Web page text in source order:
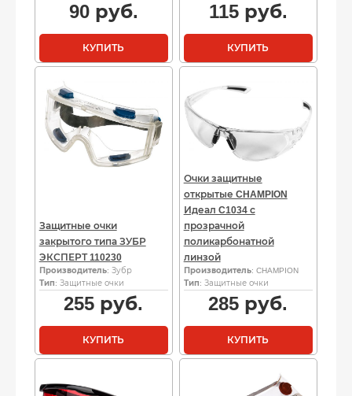
90руб.
КУПИТЬ
115руб.
КУПИТЬ
Защитные очки
закрытого типа ЗУБР
ЭКСПЕРТ 110230
Производитель: Зубр
Тип: Защитные очки
255 руб.
КУПИТЬ
Очки защитные
открытые CHAMPION
Идеал C1034 с
прозрачной
поликарбонатной
линзой
Производитель: CHAMPION
Тип: Защитные очки
285 руб.
КУПИТЬ